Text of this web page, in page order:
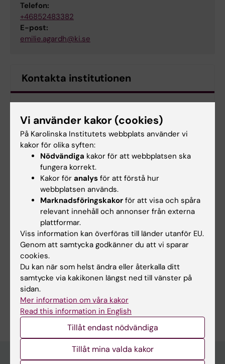
Telefon:
+46852483382
E-post:
emilie.agardh@ki.se
Kontakta institutionen
Kontakta institutionen för global folkhälsa
Hade du nytta av informationen på denna sida?
Yes
No
Innehållsgranskare:
Véronique Henriksson
Véronique Henriksson
Sidan uppdaterad:2026-07-20
Vi använder kakor (cookies)
På Karolinska Institutets webbplats använder vi
kakor för olika syften:
Nödvändiga kakor för att webbplatsen ska
fungera korrekt.
Kakor för analys för att förstå hur
webbplatsen används.
Marknadsföringskakor för att visa och spåra
relevant innehåll och annonser från externa
plattformar.
Viss information kan överföras till länder utanför EU.
Genom att samtycka godkänner du att vi sparar
cookies.
Du kan när som helst ändra eller återkalla ditt
samtycke via kakikonen längst ned till vänster på
sidan.
Mer information om våra kakor
Read this information in English
Tillåt endast nödvändiga
Tillåt mina valda kakor